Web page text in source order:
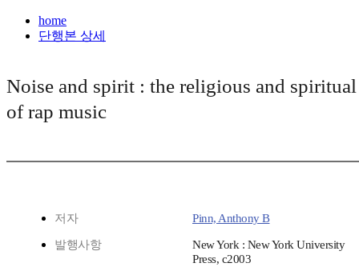
home
단행본 상세
Noise and spirit : the religious and
of rap music
저자 Pinn, Anthony B
발행사항
New York : New York University
Press, c2003